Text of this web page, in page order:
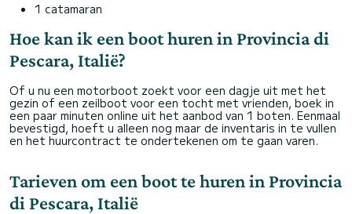
1 catamaran
Hoe kan ik een boot huren in Provincia di
Pescara, Italië?
Of u nu een motorboot zoekt voor een dagje uit met het
gezin of een zeilboot voor een tocht met vrienden, boek in
een paar minuten online uit het aanbod van 1 boten. Eenmaal
bevestigd, hoeft u alleen nog maar de inventaris in te vullen
en het huurcontract te ondertekenen om te gaan varen.
Tarieven om een boot te huren in Provincia
di Pescara, Italië